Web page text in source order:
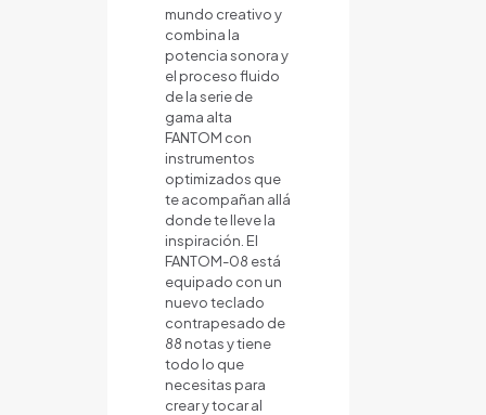
mundo creativo y
combina la
potencia sonora y
el proceso fluido
de la serie de
gama alta
FANTOM con
instrumentos
optimizados que
te acompañan allá
donde te lleve la
inspiración. El
FANTOM-08 está
equipado con un
nuevo teclado
contrapesado de
88 notas y tiene
todo lo que
necesitas para
crear y tocar al